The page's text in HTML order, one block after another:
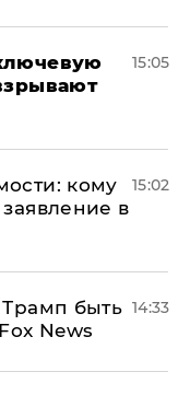
15:05
кому
в
15:02
быть
News
14:33